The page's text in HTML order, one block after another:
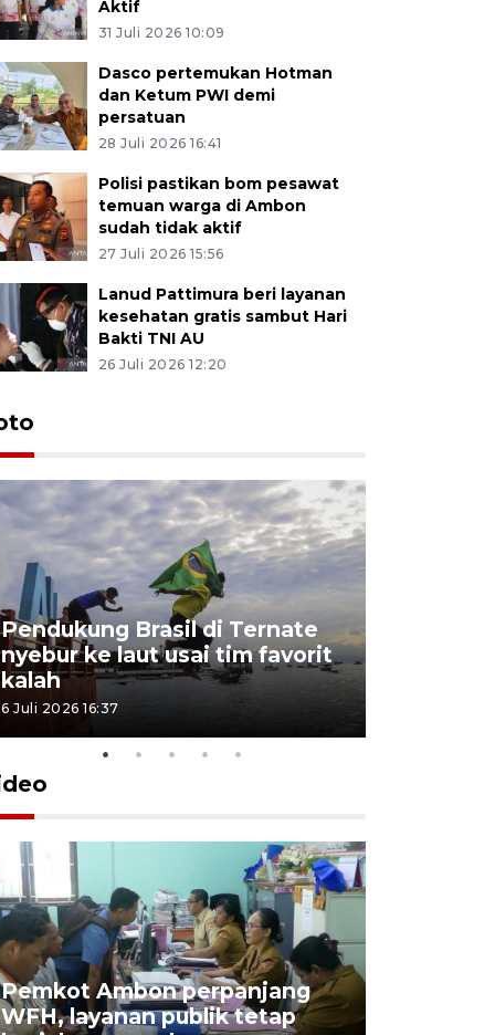
Aktif
31 Juli 2026 10:09
Dasco pertemukan Hotman
dan Ketum PWI demi
persatuan
28 Juli 2026 16:41
Polisi pastikan bom pesawat
temuan warga di Ambon
sudah tidak aktif
27 Juli 2026 15:56
Lanud Pattimura beri layanan
kesehatan gratis sambut Hari
Bakti TNI AU
26 Juli 2026 12:20
Pendukung Brasil di Ternate
nyebur ke laut usai tim favorit
kalah
6 Juli 2026 16:37
Pemkot Ambon perpanjang
WFH, layanan publik tetap